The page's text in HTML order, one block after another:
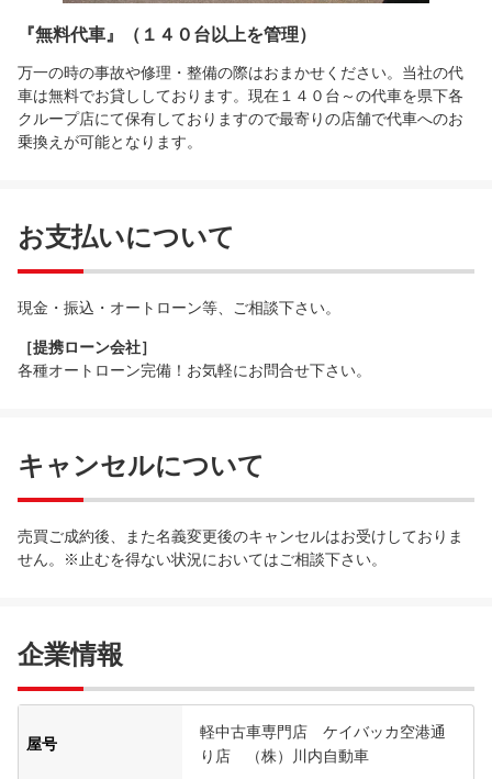
『無料代車』（１４０台以上を管理）
万一の時の事故や修理・整備の際はおまかせください。当社の代
車は無料でお貸ししております。現在１４０台～の代車を県下各
クループ店にて保有しておりますので最寄りの店舗で代車へのお
乗換えが可能となります。
お支払いについて
現金・振込・オートローン等、ご相談下さい。
［提携ローン会社］
各種オートローン完備！お気軽にお問合せ下さい。
キャンセルについて
売買ご成約後、また名義変更後のキャンセルはお受けしておりま
せん。※止むを得ない状況においてはご相談下さい。
企業情報
屋号
軽中古車専門店 ケイバッカ空港通
り店 （株）川内自動車